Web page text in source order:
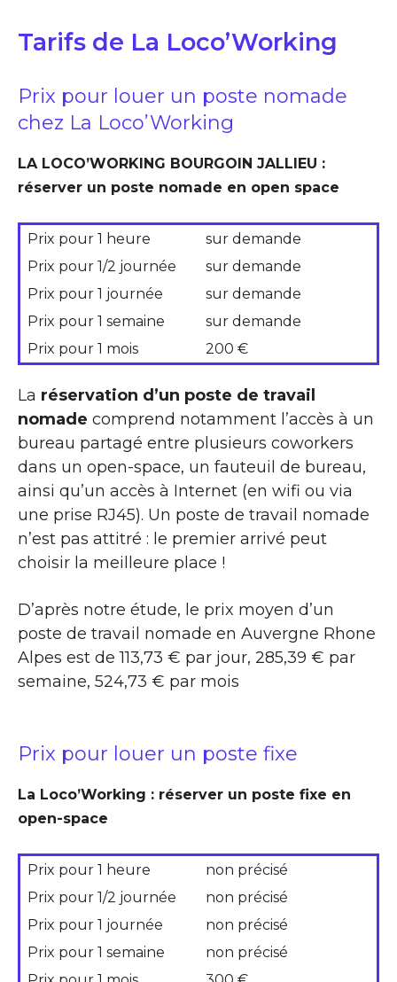
Tarifs de La Loco’Working
Prix pour louer un poste nomade
chez La Loco’Working
LA LOCO’WORKING BOURGOIN JALLIEU :
réserver un poste nomade en open space
Prix pour 1 heure
sur demande
Prix pour 1/2 journée
sur demande
Prix pour 1 journée
sur demande
Prix pour 1 semaine
sur demande
Prix pour 1 mois
200 €
La réservation d’un poste de travail
nomade comprend notamment l’accès à un
bureau partagé entre plusieurs coworkers
dans un open-space, un fauteuil de bureau,
ainsi qu’un accès à Internet (en wifi ou via
une prise RJ45). Un poste de travail nomade
n’est pas attitré : le premier arrivé peut
choisir la meilleure place !
D’après notre étude, le prix moyen d’un
poste de travail nomade en Auvergne Rhone
Alpes est de 113,73 € par jour, 285,39 € par
semaine, 524,73 € par mois
Prix pour louer un poste fixe
La Loco’Working : réserver un poste fixe en
open-space
Prix pour 1 heure
non précisé
Prix pour 1/2 journée
non précisé
Prix pour 1 journée
non précisé
Prix pour 1 semaine
non précisé